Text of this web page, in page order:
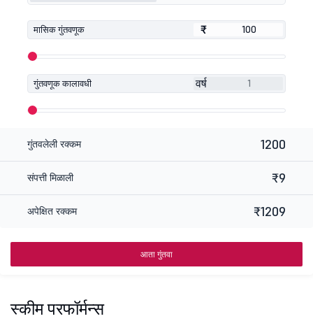
मासिक गुंतवणूक ₹
₹
गुंतवणूक कालावधी वर्ष
गुंतवलेली रक्कम 1200
संपत्ती मिळाली ₹9
अपेक्षित रक्कम ₹1209
आता गुंतवा
स्कीम परफॉर्मन्स